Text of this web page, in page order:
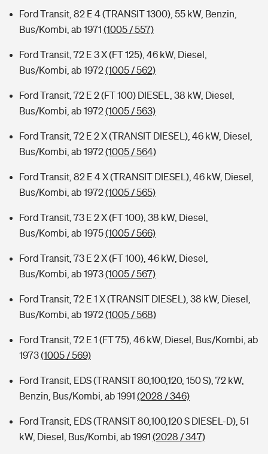
Ford Transit, 82 E 4 (TRANSIT 1300), 55 kW, Benzin,
Bus/Kombi, ab 1971 (1005 / 557)
Ford Transit, 72 E 3 X (FT 125), 46 kW, Diesel,
Bus/Kombi, ab 1972(1005 / 562)
Ford Transit, 72 E 2 (FT 100) DIESEL, 38 kW, Diesel,
Bus/Kombi, ab 1972(1005 / 563)
Ford Transit, 72 E 2 X (TRANSIT DIESEL), 46 kW, Diesel,
Bus/Kombi, ab 1972(1005 / 564)
Ford Transit, 82 E 4 X (TRANSIT DIESEL), 46 kW, Diesel,
Bus/Kombi, ab 1972(1005 / 565)
Ford Transit, 73 E 2 X (FT 100), 38 kW, Diesel,
Bus/Kombi, ab 1975(1005 / 566)
Ford Transit, 73 E 2 X (FT 100), 46 kW, Diesel,
Bus/Kombi, ab 1973(1005 / 567)
Ford Transit, 72 E 1 X (TRANSIT DIESEL), 38 kW, Diesel,
Bus/Kombi, ab 1972(1005 / 568)
Ford Transit, 72 E 1 (FT 75), 46 kW, Diesel, Bus/Kombi, ab
1973(1005 / 569)
Ford Transit, EDS (TRANSIT 80,100,120, 150 S), 72 kW,
Benzin, Bus/Kombi, ab 1991 (2028 / 346)
Ford Transit, EDS (TRANSIT 80,100,120 S DIESEL-D), 51
kW, Diesel, Bus/Kombi, ab 1991 (2028 / 347)